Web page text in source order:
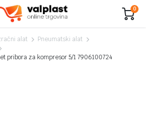
0
alat
Pneumatski alat
pribora za kompresor 5/1 7906100724